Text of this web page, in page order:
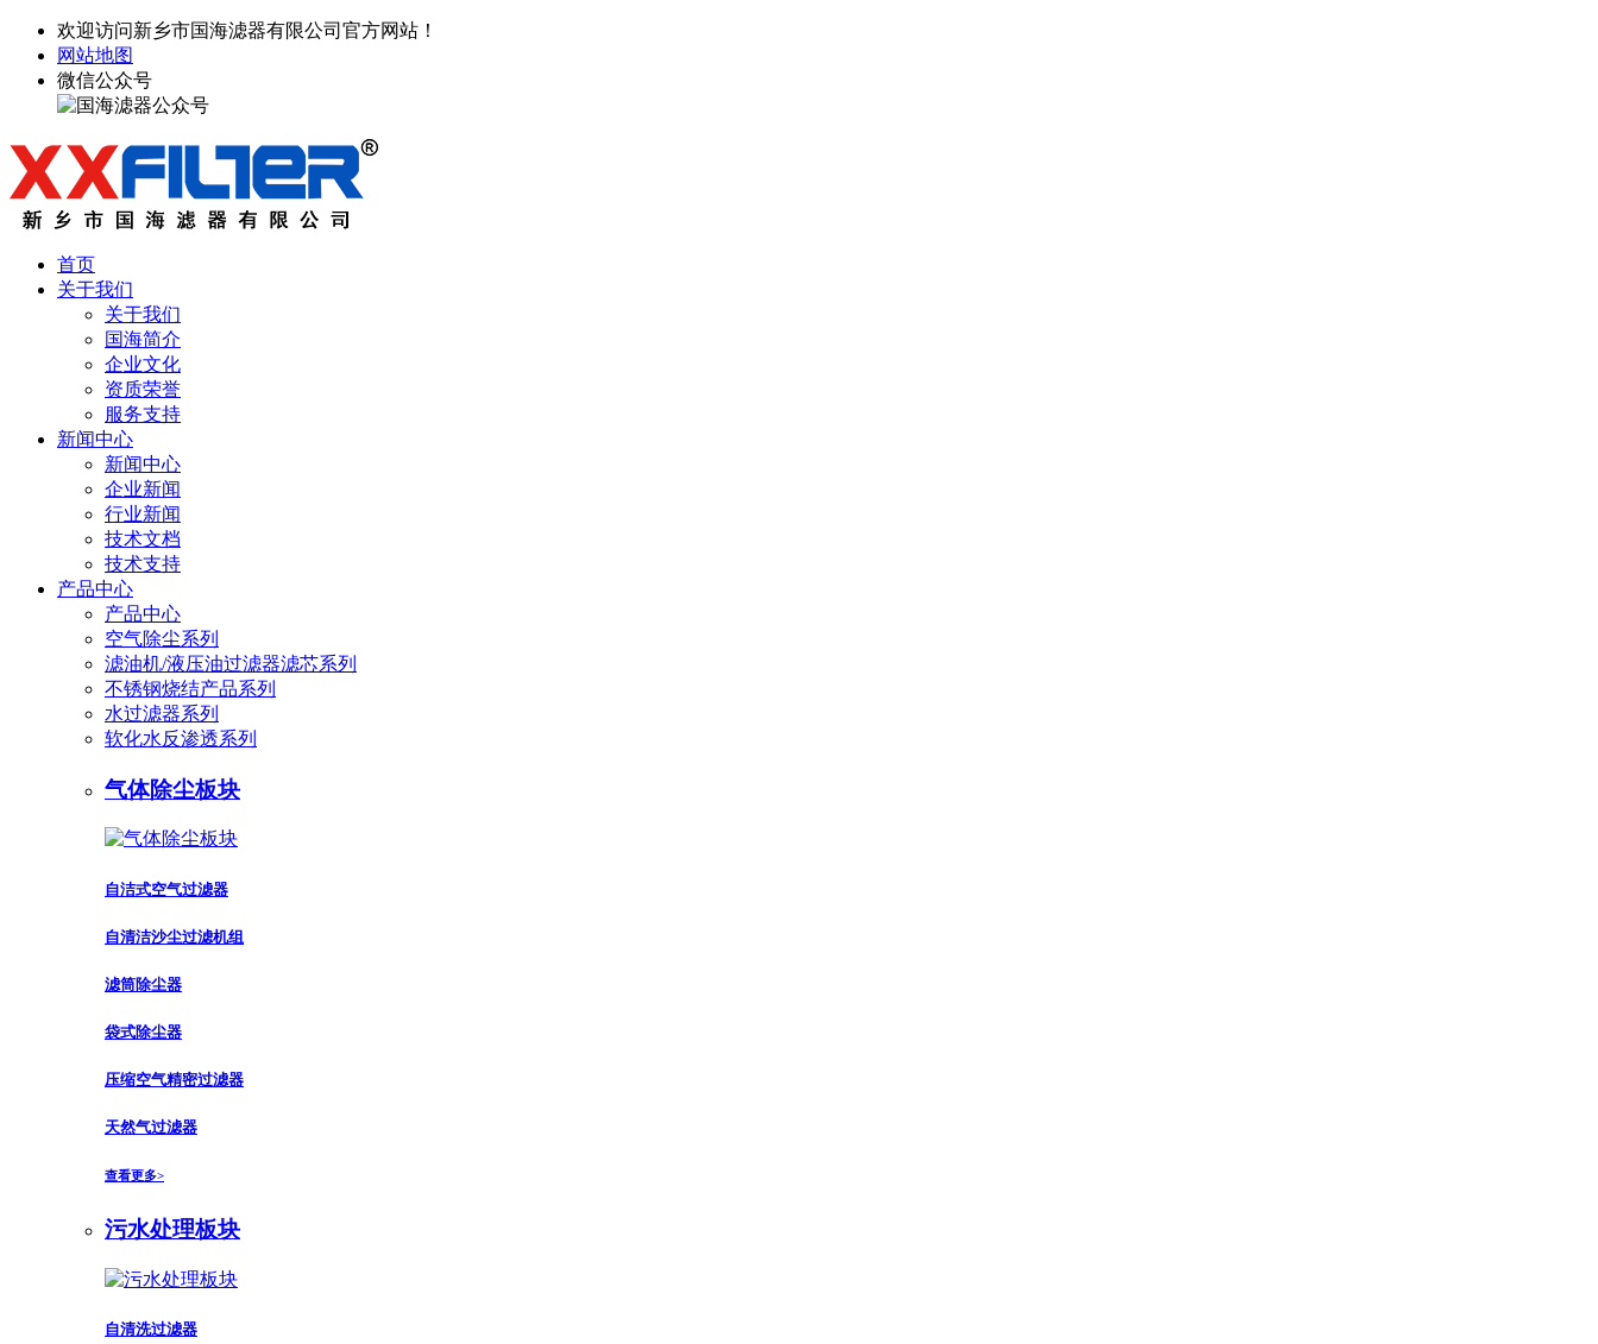
欢迎访问新乡市国海滤器有限公司官方网站！
网站地图
微信公众号
首页
关于我们
关于我们
国海简介
企业文化
资质荣誉
服务支持
新闻中心
新闻中心
企业新闻
行业新闻
技术文档
技术支持
产品中心
产品中心
空气除尘系列
滤油机/液压油过滤器滤芯系列
不锈钢烧结产品系列
水过滤器系列
软化水反渗透系列
气体除尘板块
自洁式空气过滤器
自清洁沙尘过滤机组
滤筒除尘器
袋式除尘器
压缩空气精密过滤器
天然气过滤器
查看更多>
污水处理板块
自清洗过滤器